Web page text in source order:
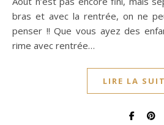
bras et avec la rentrée, on ne
penser !! Que vous ayez des
rime avec rentrée…
LIRE LA